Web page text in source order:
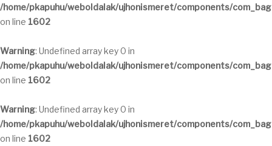
/home/pkapuhu/weboldalak/ujhonismeret/components/
on line 1602
Warning: Undefined array key 0 in
/home/pkapuhu/weboldalak/ujhonismeret/components/
on line 1602
Warning: Undefined array key 0 in
/home/pkapuhu/weboldalak/ujhonismeret/components/
on line 1602